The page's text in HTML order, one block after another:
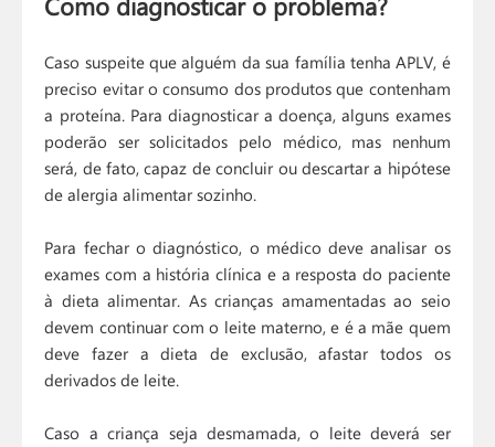
Caso suspeite que alguém da sua família tenha APLV, é
preciso evitar o consumo dos produtos que contenham
a proteína. Para diagnosticar a doença, alguns exames
poderão ser solicitados pelo médico, mas nenhum
será, de fato, capaz de concluir ou descartar a hipótese
de alergia alimentar sozinho.
Para fechar o diagnóstico, o médico deve analisar os
exames com a história clínica e a resposta do paciente
à dieta alimentar. As crianças amamentadas ao seio
devem continuar com o leite materno, e é a mãe quem
deve fazer a dieta de exclusão, afastar todos os
derivados de leite.
Caso a criança seja desmamada, o leite deverá ser